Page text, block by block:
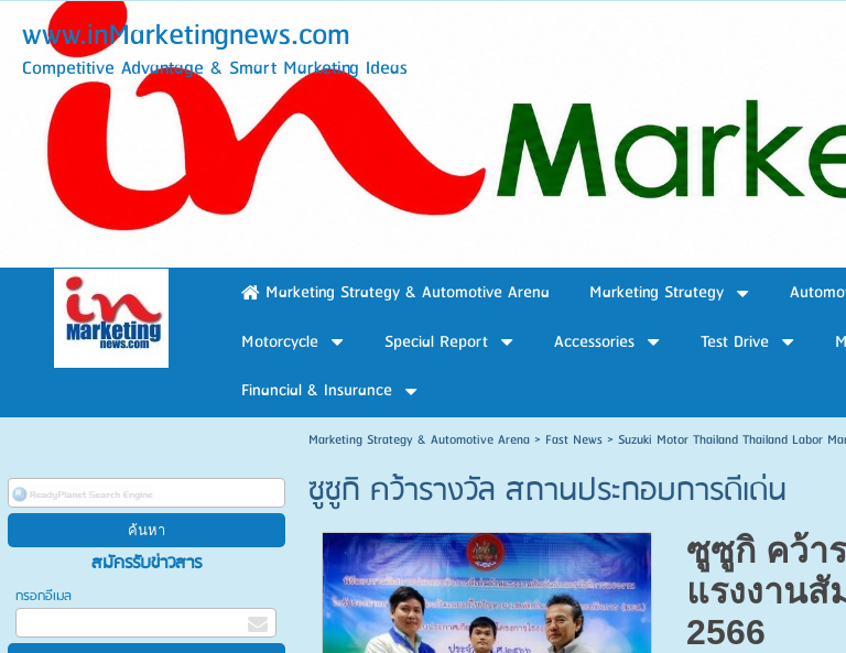
www.inMarketingnews.com
Competitive Advantage & Smart Marketing Ideas
Marketing Strategy & Automotive Arena Marketing Strategy
Motorcycle
Special Report Accessories Test Drive
Financial & Insurance
สมัครรับข่าวสาร
กรอกอีเมล
Marketing Strategy & Automotive Arena> Fast News> Suzuki Motor Thailand Thailand Labor
ซูซูกิ คว้ารางวัล สถานประกอบการดีเด่น
ซูซูกิ คว้า
แรงงานสั
2566